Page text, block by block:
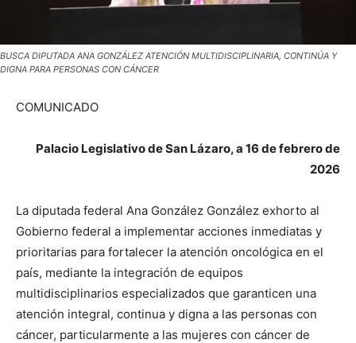
BUSCA DIPUTADA ANA GONZÁLEZ ATENCIÓN MULTIDISCIPLINARIA, CONTINÚA Y
DIGNA PARA PERSONAS CON CÁNCER
COMUNICADO
Palacio Legislativo de San Lázaro, a 16 de febrero de
2026
La diputada federal Ana González González exhorto al
Gobierno federal a implementar acciones inmediatas y
prioritarias para fortalecer la atención oncológica en el
país, mediante la integración de equipos
multidisciplinarios especializados que garanticen una
atención integral, continua y digna a las personas con
cáncer, particularmente a las mujeres con cáncer de